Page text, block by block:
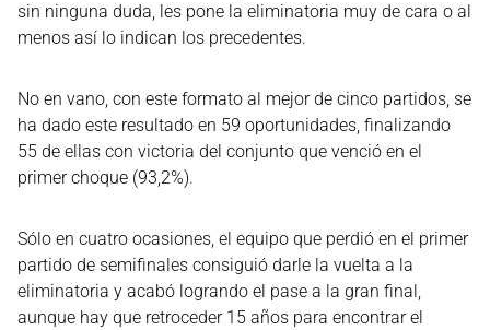
sin ninguna duda, les pone la eliminatoria muy de cara o al
menos así lo indican los precedentes.
No en vano, con este formato al mejor de cinco partidos, se
ha dado este resultado en 59 oportunidades, finalizando
55 de ellas con victoria del conjunto que venció en el
primer choque (93,2%).
Sólo en cuatro ocasiones, el equipo que perdió en el primer
partido de semifinales consiguió darle la vuelta a la
eliminatoria y acabó logrando el pase a la gran final,
aunque hay que retroceder 15 años para encontrar el